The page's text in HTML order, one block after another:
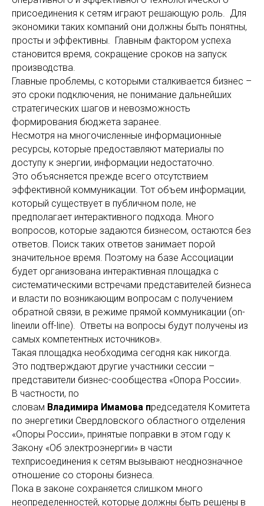
присоединения к сетям играют решающую роль. Для
экономики таких компаний они должны быть понятны,
просты и эффективны. Главным фактором успеха
становится время, сокращение сроков на запуск
производства.
Главные проблемы, с которыми сталкивается бизнес –
это сроки подключения, не понимание дальнейших
стратегических шагов и невозможность
формирования бюджета заранее.
Несмотря на многочисленные информационные
ресурсы, которые предоставляют материалы по
доступу к энергии, информации недостаточно.
Это объясняется прежде всего отсутствием
эффективной коммуникации. Тот объем информации,
который существует в публичном поле, не
предполагает интерактивного подхода. Много
вопросов, которые задаются бизнесом, остаются без
ответов. Поиск таких ответов занимает порой
значительное время. Поэтому на базе Ассоциации
будет организована интерактивная площадка с
систематическими встречами представителей бизнеса
и власти по возникающим вопросам с получением
обратной связи, в режиме прямой коммуникации (on-
lineили off-line). Ответы на вопросы будут получены из
самых компетентных источников».
Такая площадка необходима сегодня как никогда.
Это подтверждают другие участники сессии –
представители бизнес-сообщества «Опора России».
В частности, по
словам Владимира Имамова председателя Комитета
по энергетики Свердловского областного отделения
«Опоры России», принятые поправки в этом году к
Закону «Об электроэнергии» в части
техприсоединения к сетям вызывают неоднозначное
отношение со стороны бизнеса.
Пока в законе сохраняется слишком много
неопределенностей, которые должны быть решены в